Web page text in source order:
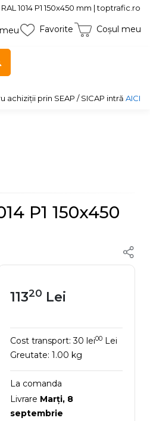
1014 P1 150x450 mm | toptrafic.ro
Favorite Coșul meu
achiziții prin SEAP / SICAP intră AICI
P1 150x450
11320 Lei
Cost transport:30 lei00 Lei
Greutate:1.00 kg
La comanda
Livrare Marţi, 8
septembrie